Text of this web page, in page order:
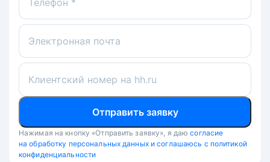
Электронная почта
Клиентский номер на hh.ru
Отправить заявку
Нажимая на кнопку «Отправить заявку», я даю согласие
на обработку персональных данных и соглашаюсь с политикой
конфиденциальности